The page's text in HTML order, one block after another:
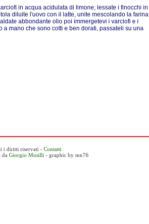
in acqua acidulata di limone; lessate i finocchi in
diluite l'uovo con il latte, unite mescolando la farina
abbondante olio poi immergetevi i varciofi e i
mano che sono cotti e ben dorati, passateli su una
i diritti riservati - Contatti
da Giorgio Musilli - graphic by mn76